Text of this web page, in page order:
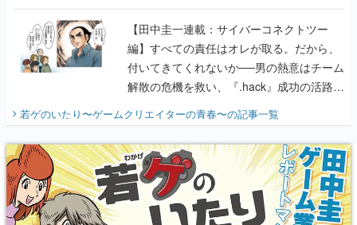
に行って、より理解を深めよう【PR】
【田中圭一連載：サイバーコネクトツー
編】すべての責任はオレが取る。だから、
付いてきてくれないか──男の熱意はチーム
解散の危機を救い、『.hack』成功の活路を
開く。業界の快男児・松山 洋に流れる血は
『少年ジャンプ』色だった【若ゲのいた
り】
若ゲのいたり〜ゲームクリエイターの青春〜の記事一覧